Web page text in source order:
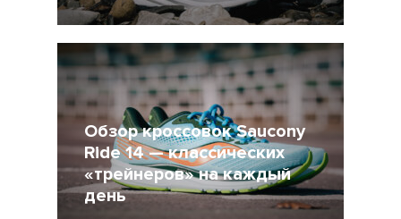
Обзор кроссовок Saucony
Ride 14 — классических
«трейнеров» на каждый
день